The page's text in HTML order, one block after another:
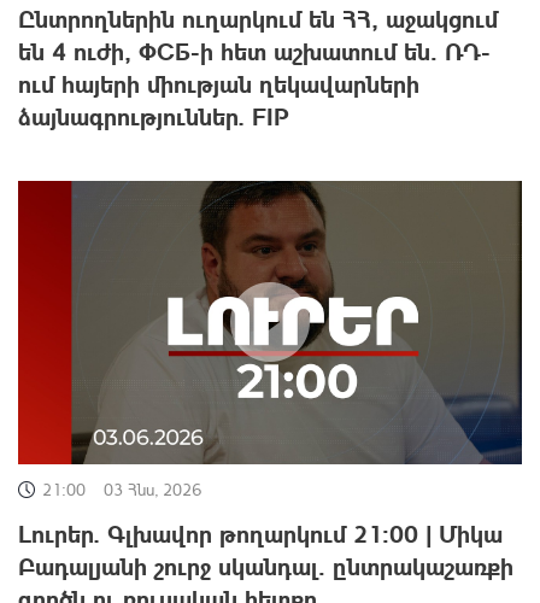
Ընտրողներին ուղարկում են ՀՀ, աջակցում
են 4 ուժի, ФСБ-ի հետ աշխատում են․ ՌԴ-
ում հայերի միության ղեկավարների
ձայնագրություններ. FIP
21:00 03 Հնս, 2026
Լուրեր. Գլխավոր թողարկում 21:00 | Միկա
Բադալյանի շուրջ սկանդալ․ ընտրակաշառքի